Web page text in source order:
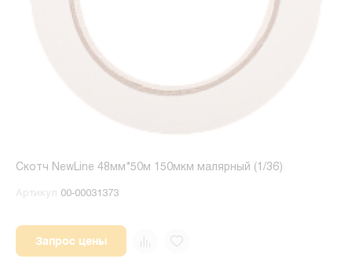
Скотч NewLine 48мм*50м 150мкм малярный (1/36)
Артикул 00-00031373
Запрос цены